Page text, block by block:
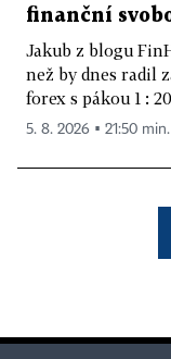
finanční
Jakub z blogu
než by dnes radil
forex s pákou 1 :
5. 8. 2026 ▪ 21:50 min.